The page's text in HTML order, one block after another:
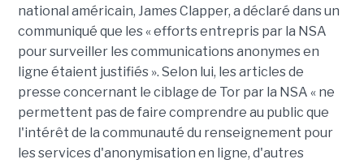
national américain, James Clapper, a déclaré dans un
communiqué que les « efforts entrepris par la NSA
pour surveiller les communications anonymes en
ligne étaient justifiés ». Selon lui, les articles de
presse concernant le ciblage de Tor par la NSA « ne
permettent pas de faire comprendre au public que
l'intérêt de la communauté du renseignement pour
les services d'anonymisation en ligne, d'autres